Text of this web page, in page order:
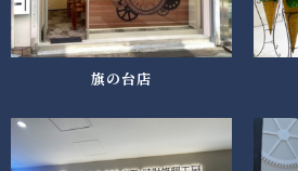
旗の台店